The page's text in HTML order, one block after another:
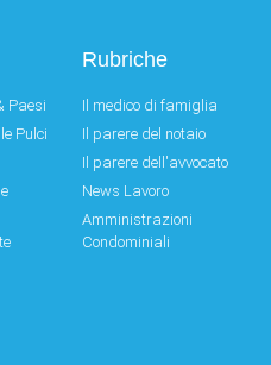
Paesi
Pulci
Rubriche
Il medico di famiglia
Il parere del notaio
Il parere dell'avvocato
News Lavoro
Amministrazioni
Condominiali